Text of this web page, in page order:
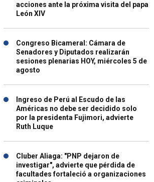
acciones ante la próxima visita del papa
León XIV
Congreso Bicameral: Cámara de
Senadores y Diputados realizarán
sesiones plenarias HOY, miércoles 5 de
agosto
Ingreso de Perú al Escudo de las
Américas no debe ser decidido solo
por la presidenta Fujimori, advierte
Ruth Luque
Cluber Aliaga: "PNP dejaron de
investigar", advierte que pérdida de
facultades fortaleció a organizaciones